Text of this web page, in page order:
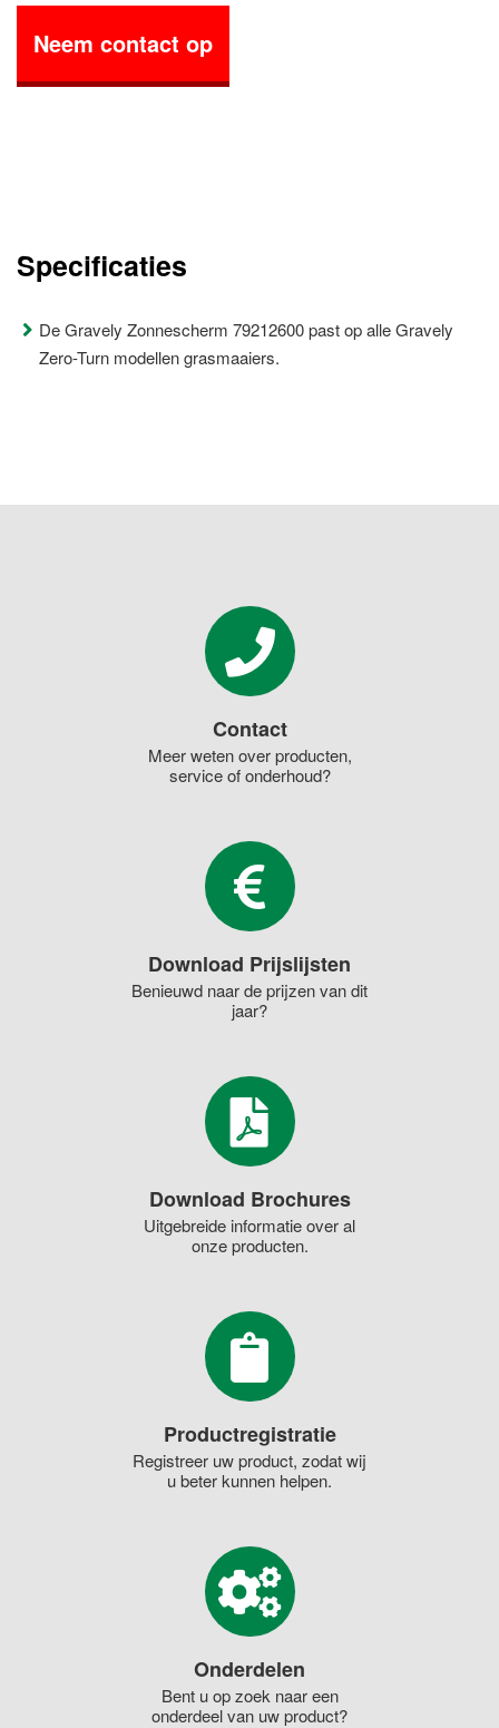
Neem contact op
Specificaties
De Gravely Zonnescherm 79212600 past op alle Gravely
Zero-Turn modellen grasmaaiers.
Contact
Meer weten over producten,
service of onderhoud?
Download Prijslijsten
Benieuwd naar de prijzen van dit
jaar?
Download Brochures
Uitgebreide informatie over al
onze producten.
Productregistratie
Registreer uw product, zodat wij
u beter kunnen helpen.
Onderdelen
Bent u op zoek naar een
onderdeel van uw product?